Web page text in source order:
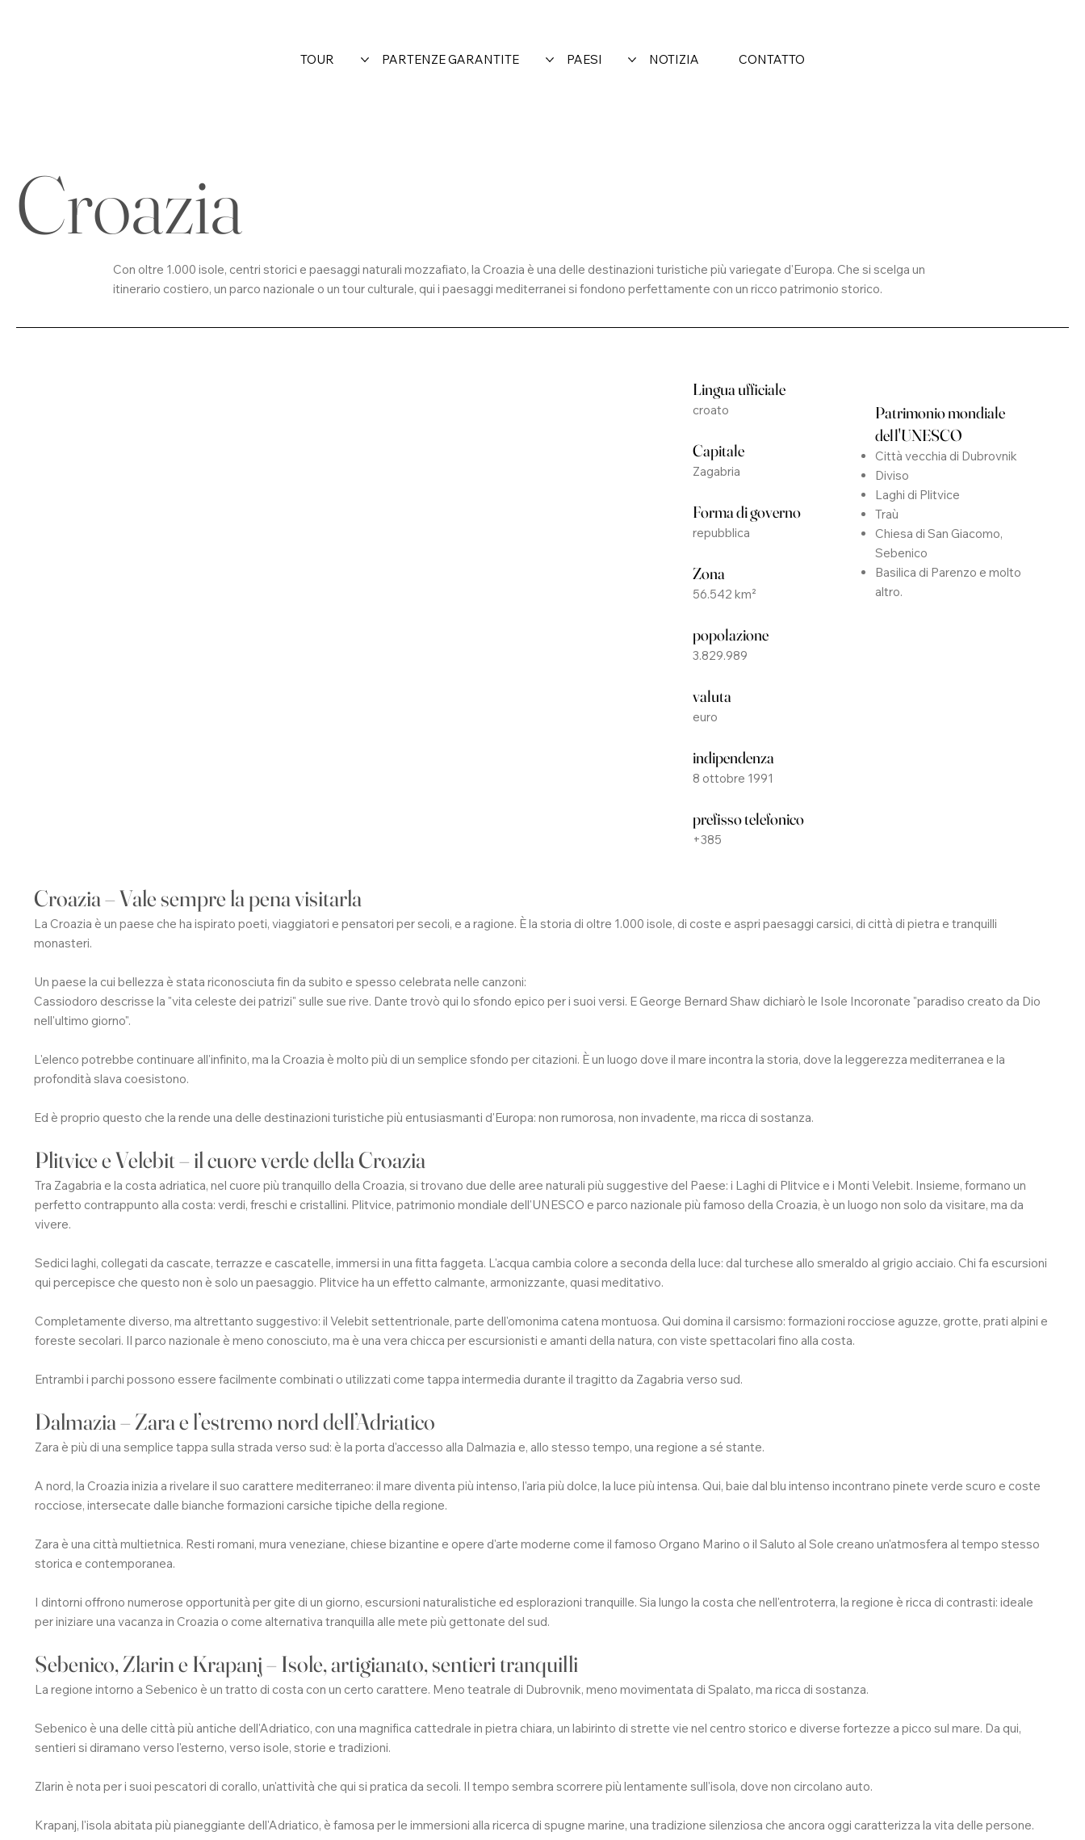
TOUR PARTENZE GARANTITE PAESI NOTIZIA CONTATTO
Croazia
Con oltre 1.000 isole, centri storici e paesaggi naturali mozzafiato, la Croazia è una delle destinazioni turistiche più variegate d'Europa. Che si scelga un
itinerario costiero, un parco nazionale o un tour culturale, qui i paesaggi mediterranei si fondono perfettamente con un ricco patrimonio storico.
Lingua ufficiale
croato
Capitale
Zagabria
Forma di governo
repubblica
Zona
56.542 km²
popolazione
3.829.989
valuta
euro
indipendenza
8 ottobre 1991
prefisso telefonico
+385
Patrimonio mondiale
dell'UNESCO
Città vecchia di Dubrovnik
Diviso
Laghi di Plitvice
Traù
Chiesa di San Giacomo,
Sebenico
Basilica di Parenzo e molto
altro.
Croazia – Vale sempre la pena visitarla
La Croazia è un paese che ha ispirato poeti, viaggiatori e pensatori per secoli, e a ragione. È la storia di oltre 1.000 isole, di coste e aspri paesaggi carsici, di città di pietra e tranquilli
monasteri.
Un paese la cui bellezza è stata riconosciuta fin da subito e spesso celebrata nelle canzoni:
Cassiodoro descrisse la "vita celeste dei patrizi" sulle sue rive. Dante trovò qui lo sfondo epico per i suoi versi. E George Bernard Shaw dichiarò le Isole Incoronate "paradiso creato da Dio
nell'ultimo giorno".
L'elenco potrebbe continuare all'infinito, ma la Croazia è molto più di un semplice sfondo per citazioni. È un luogo dove il mare incontra la storia, dove la leggerezza mediterranea e la
profondità slava coesistono.
Ed è proprio questo che la rende una delle destinazioni turistiche più entusiasmanti d'Europa: non rumorosa, non invadente, ma ricca di sostanza.
Plitvice e Velebit – il cuore verde della Croazia
Tra Zagabria e la costa adriatica, nel cuore più tranquillo della Croazia, si trovano due delle aree naturali più suggestive del Paese: i Laghi di Plitvice e i Monti Velebit. Insieme, formano un
perfetto contrappunto alla costa: verdi, freschi e cristallini. Plitvice, patrimonio mondiale dell'UNESCO e parco nazionale più famoso della Croazia, è un luogo non solo da visitare, ma da
vivere.
Sedici laghi, collegati da cascate, terrazze e cascatelle, immersi in una fitta faggeta. L'acqua cambia colore a seconda della luce: dal turchese allo smeraldo al grigio acciaio. Chi fa escursioni
qui percepisce che questo non è solo un paesaggio. Plitvice ha un effetto calmante, armonizzante, quasi meditativo.
Completamente diverso, ma altrettanto suggestivo: il Velebit settentrionale, parte dell'omonima catena montuosa. Qui domina il carsismo: formazioni rocciose aguzze, grotte, prati alpini e
foreste secolari. Il parco nazionale è meno conosciuto, ma è una vera chicca per escursionisti e amanti della natura, con viste spettacolari fino alla costa.
Entrambi i parchi possono essere facilmente combinati o utilizzati come tappa intermedia durante il tragitto da Zagabria verso sud.
Dalmazia – Zara e l’estremo nord dell’Adriatico
Zara è più di una semplice tappa sulla strada verso sud: è la porta d'accesso alla Dalmazia e, allo stesso tempo, una regione a sé stante.
A nord, la Croazia inizia a rivelare il suo carattere mediterraneo: il mare diventa più intenso, l'aria più dolce, la luce più intensa. Qui, baie dal blu intenso incontrano pinete verde scuro e coste
rocciose, intersecate dalle bianche formazioni carsiche tipiche della regione.
Zara è una città multietnica. Resti romani, mura veneziane, chiese bizantine e opere d'arte moderne come il famoso Organo Marino o il Saluto al Sole creano un'atmosfera al tempo stesso
storica e contemporanea.
I dintorni offrono numerose opportunità per gite di un giorno, escursioni naturalistiche ed esplorazioni tranquille. Sia lungo la costa che nell'entroterra, la regione è ricca di contrasti: ideale
per iniziare una vacanza in Croazia o come alternativa tranquilla alle mete più gettonate del sud.
Sebenico, Zlarin e Krapanj – Isole, artigianato, sentieri tranquilli
La regione intorno a Sebenico è un tratto di costa con un certo carattere. Meno teatrale di Dubrovnik, meno movimentata di Spalato, ma ricca di sostanza.
Sebenico è una delle città più antiche dell'Adriatico, con una magnifica cattedrale in pietra chiara, un labirinto di strette vie nel centro storico e diverse fortezze a picco sul mare. Da qui,
sentieri si diramano verso l'esterno, verso isole, storie e tradizioni.
Zlarin è nota per i suoi pescatori di corallo, un'attività che qui si pratica da secoli. Il tempo sembra scorrere più lentamente sull'isola, dove non circolano auto.
Krapanj, l'isola abitata più pianeggiante dell'Adriatico, è famosa per le immersioni alla ricerca di spugne marine, una tradizione silenziosa che ancora oggi caratterizza la vita delle persone.